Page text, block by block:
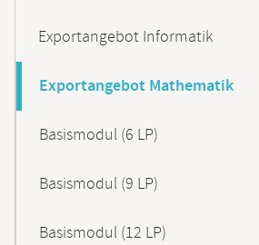
Exportangebot Informatik
Exportangebot Mathematik
Basismodul (6 LP)
Basismodul (9 LP)
Basismodul (12 LP)